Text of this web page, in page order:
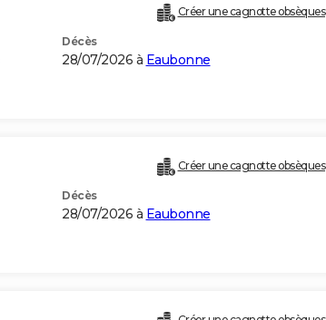
Créer une cagnotte obsèques
Décès
28/07/2026 à Eaubonne
Créer une cagnotte obsèques
Décès
28/07/2026 à Eaubonne